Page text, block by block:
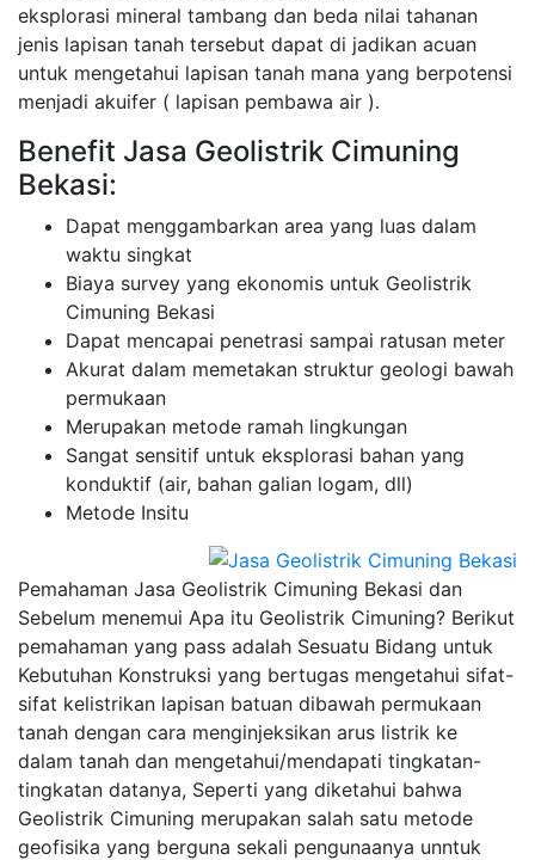
eksplorasi mineral tambang dan beda nilai tahanan
jenis lapisan tanah tersebut dapat di jadikan acuan
untuk mengetahui lapisan tanah mana yang berpotensi
menjadi akuifer ( lapisan pembawa air ).
Benefit Jasa Geolistrik Cimuning
Bekasi:
Dapat menggambarkan area yang luas dalam
waktu singkat
Biaya survey yang ekonomis untuk Geolistrik
Cimuning Bekasi
Dapat mencapai penetrasi sampai ratusan meter
Akurat dalam memetakan struktur geologi bawah
permukaan
Merupakan metode ramah lingkungan
Sangat sensitif untuk eksplorasi bahan yang
konduktif (air, bahan galian logam, dll)
Metode Insitu
Pemahaman Jasa Geolistrik Cimuning Bekasi dan
Sebelum menemui Apa itu Geolistrik Cimuning? Berikut
pemahaman yang pass adalah Sesuatu Bidang untuk
Kebutuhan Konstruksi yang bertugas mengetahui sifat-
sifat kelistrikan lapisan batuan dibawah permukaan
tanah dengan cara menginjeksikan arus listrik ke
dalam tanah dan mengetahui/mendapati tingkatan-
tingkatan datanya, Seperti yang diketahui bahwa
Geolistrik Cimuning merupakan salah satu metode
geofisika yang berguna sekali pengunaanya unntuk